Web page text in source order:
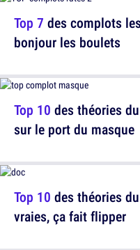
Top 10 des théories
sur le port du masque
Top 7 des complots
bonjour les boulets
Top 10 des théories
vraies, ça fait flipper